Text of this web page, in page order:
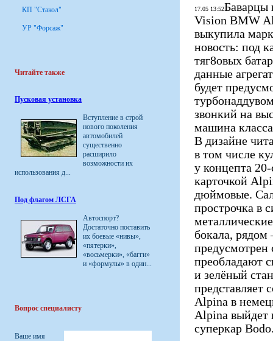
КП "Стакол"
УР "Форсаж"
Читайте также
Пусковая установка
Вступление в строй
нового поколения
автомобилей
существенно
расширило
возможности их
использования д...
Под флагом ЛСГА
Автоспорт?
Достаточно поставить
их боевые «нивы»,
«пятерки»,
«восьмерки», «багги»
и «формулы» в один...
Вопрос специалисту
Ваше имя
17.05 13:52Баварцы
Vision BMW
выкупила
новость: под
тяг8овых
данные
будет
звонкий на
машина
В дизайне
в том числе
у концепта
карточкой
дюймовые.
прострочка в
бокала,
преобладают
и зелёный
представляет
Alpina в
Alpina выйдет
суперкар